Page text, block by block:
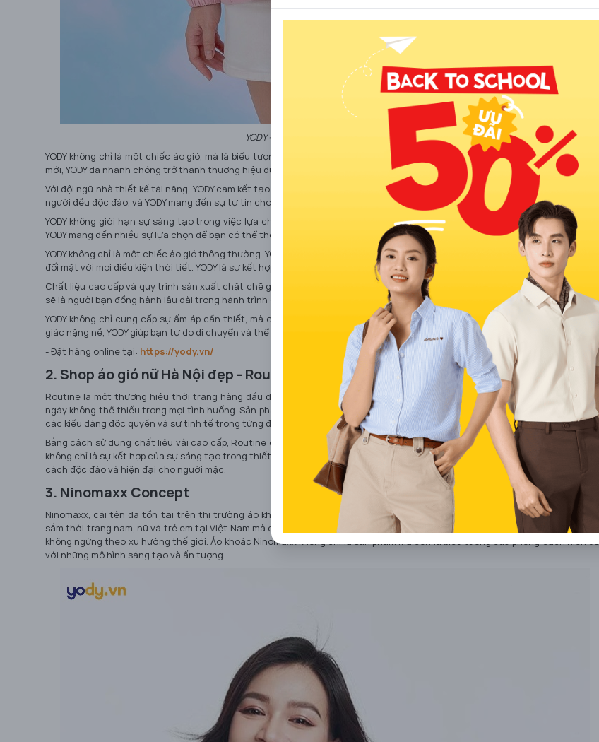
YODY - Shop bán áo gió nữ Hà Nội đẹp
YODY không chỉ là một chiếc áo gió, mà là biểu tượng của phong cách và đẳng cấp. Với sự chú trọng vào chất lượng và sự đổi
mới, YODY đã nhanh chóng trở thành thương hiệu được người tiêu dùng tin dùng trên toàn thế giới.
Với đội ngũ nhà thiết kế tài năng, YODY cam kết tạo ra những mẫu áo gió đẹp mắt, phù hợp với mọi dáng vóc. YODY hiểu rằng mỗi
người đều độc đáo, và YODY mang đến sự tự tin cho bạn, không kể bạn có hình thể như thế nào.
YODY không giới hạn sự sáng tạo trong việc lựa chọn màu sắc. Từ những gam màu truyền thống đến những màu sắc nổi bật,
YODY mang đến nhiều sự lựa chọn để bạn có thể thể hiện cái tôi cá nhân của mình.
YODY không chỉ là một chiếc áo gió thông thường. YODY tích hợp công nghệ chống nước, chống bụi và chống gió, giúp bạn tự tin
đối mặt với mọi điều kiện thời tiết. YODY là sự kết hợp hoàn hảo giữa thời trang và chức năng.
Chất liệu cao cấp và quy trình sản xuất chặt chẽ giúp YODY trở nên vô cùng bền bỉ. Bạn có thể yên tâm rằng chiếc áo gió YODY
sẽ là người bạn đồng hành lâu dài trong hành trình của bạn.
YODY không chỉ cung cấp sự ấm áp cần thiết, mà còn giữ cho trải nghiệm thoải mái với trọng lượng siêu nhẹ. Không còn cảm
giác nặng nề, YODY giúp bạn tự do di chuyển và thể hiện phong cách của mình mọi lúc, mọi nơi.
- Đặt hàng online tại: https://yody.vn/
2. Shop áo gió nữ Hà Nội đẹp - Routine
Routine là một thương hiệu thời trang hàng đầu dành cho nam và nữ tại Việt Nam, với mục tiêu trở thành sự lựa chọn hàng
ngày không thể thiếu trong mọi tình huống. Sản phẩm của Routine không chỉ là trang phục, mà còn là thói quen thời trang, với
các kiểu dáng độc quyền và sự tinh tế trong từng đường may.
Bằng cách sử dụng chất liệu vải cao cấp, Routine cam kết mang lại trải nghiệm thoải mái và sang trọng. Mỗi sản phẩm của họ
không chỉ là sự kết hợp của sự sáng tạo trong thiết kế, mà còn là sự hòa quyện với xu hướng thời trang quốc tế, tạo nên phong
cách độc đáo và hiện đại cho người mặc.
3. Ninomaxx Concept
Ninomaxx, cái tên đã tồn tại trên thị trường áo khoác gió hơn 20 năm, không chỉ là điểm đến lý tưởng cho những người mua
sắm thời trang nam, nữ và trẻ em tại Việt Nam mà còn chinh phục tín đồ thời trang bởi sự đa dạng trong thiết kế và sự đổi mới
không ngừng theo xu hướng thế giới. Áo khoác Ninomaxx không chỉ là sản phẩm mà còn là biểu tượng của phong cách hiện đại,
với những mô hình sáng tạo và ấn tượng.